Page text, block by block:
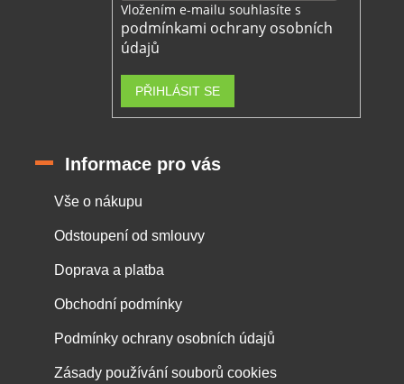
Vložením e-mailu souhlasíte s
podmínkami ochrany osobních
údajů
PŘIHLÁSIT SE
Informace pro vás
Vše o nákupu
Odstoupení od smlouvy
Doprava a platba
Obchodní podmínky
Podmínky ochrany osobních údajů
Zásady používání souborů cookies